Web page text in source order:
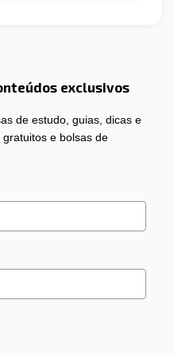
exclusivos
de estudo, guias, dicas e
e bolsas de